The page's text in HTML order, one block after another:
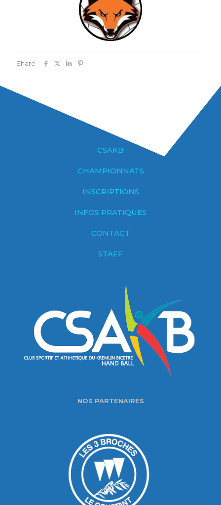
Share
CSAKB
CHAMPIONNATS
INSCRIPTIONS
INFOS PRATIQUES
CONTACT
STAFF
NOS PARTENAIRES